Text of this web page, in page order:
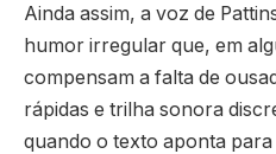
Ainda assim, a voz de
humor irregular que, em
compensam a falta de
rápidas e trilha sonora
quando o texto aponta